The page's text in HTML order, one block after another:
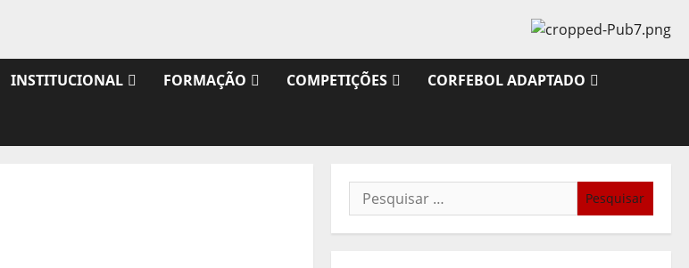
INSTITUCIONAL FORMAÇÃO COMPETIÇÕES CORFEBOL ADAPTADO
Pesquisar
por: